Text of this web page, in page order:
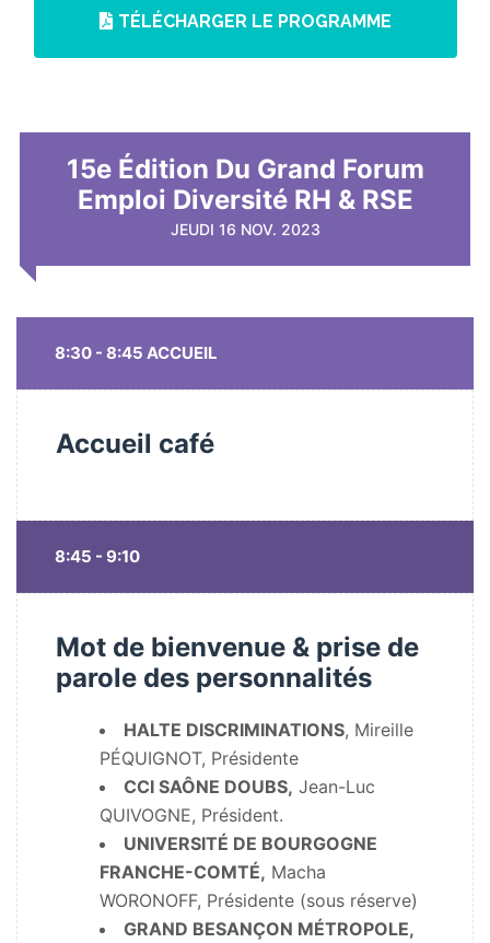
TÉLÉCHARGER LE PROGRAMME
15e Édition Du Grand Forum
Emploi Diversité RH & RSE
JEUDI 16 NOV. 2023
8:30 - 8:45 ACCUEIL
Accueil café
8:45 - 9:10
Mot de bienvenue & prise de
parole des personnalités
HALTE DISCRIMINATIONS, Mireille
PÉQUIGNOT, Présidente
CCI SAÔNE DOUBS, Jean-Luc
QUIVOGNE, Président.
UNIVERSITÉ DE BOURGOGNE
FRANCHE-COMTÉ, Macha
WORONOFF, Présidente (sous réserve)
GRAND BESANÇON MÉTROPOLE,